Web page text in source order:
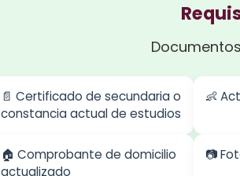
📄 Certificado de secundaria o
constancia actual de estudios
👶
🏠 Comprobante de domicilio
actualizado
📷